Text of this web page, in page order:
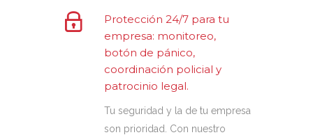
Protección 24/7 para tu
empresa: monitoreo,
botón de pánico,
coordinación policial y
patrocinio legal.
Tu seguridad y la de tu empresa
son prioridad. Con nuestro